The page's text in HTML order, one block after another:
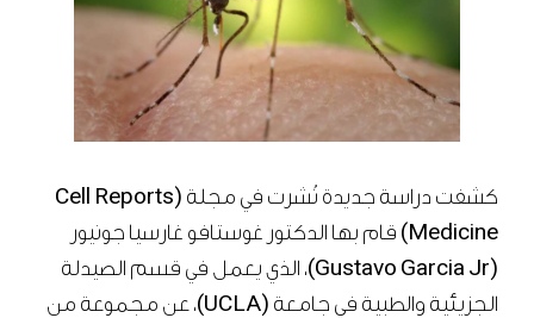
كشفت دراسة جديدة نُشرت في مجلة (Cell Reports
Medicine) قام بها الدكتور غوستافو غارسيا جونيور
(Gustavo Garcia Jr)، الذي يعمل في قسم الصيدلة
الجزيئية والطبية في جامعة (UCLA)، عن مجموعة من